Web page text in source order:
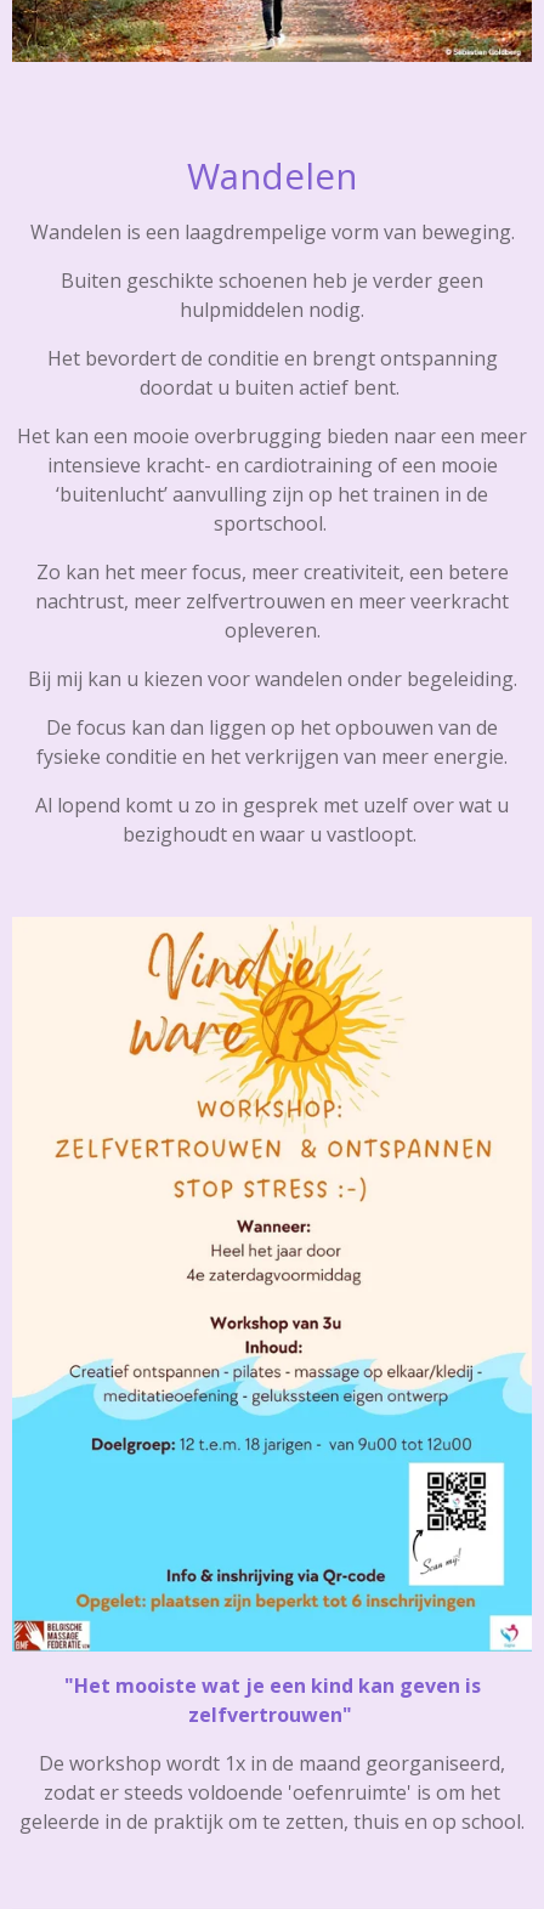
Wandelen
Wandelen is een laagdrempelige vorm van beweging.
Buiten geschikte schoenen heb je verder geen
hulpmiddelen nodig.
Het bevordert de conditie en brengt ontspanning
doordat u buiten actief bent.
Het kan een mooie overbrugging bieden naar een meer
intensieve kracht- en cardiotraining of een mooie
‘buitenlucht’ aanvulling zijn op het trainen in de
sportschool.
Zo kan het meer focus, meer creativiteit, een betere
nachtrust, meer zelfvertrouwen en meer veerkracht
opleveren.
Bij mij kan u kiezen voor wandelen onder begeleiding.
De focus kan dan liggen op het opbouwen van de
fysieke conditie en het verkrijgen van meer energie.
Al lopend komt u zo in gesprek met uzelf over wat u
bezighoudt en waar u vastloopt.
"Het mooiste wat je een kind kan geven is
zelfvertrouwen"
De workshop wordt 1x in de maand georganiseerd,
zodat er steeds voldoende 'oefenruimte' is om het
geleerde in de praktijk om te zetten, thuis en op school.